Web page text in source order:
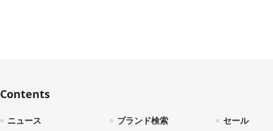
Contents
ニュース ブランド検索 セール